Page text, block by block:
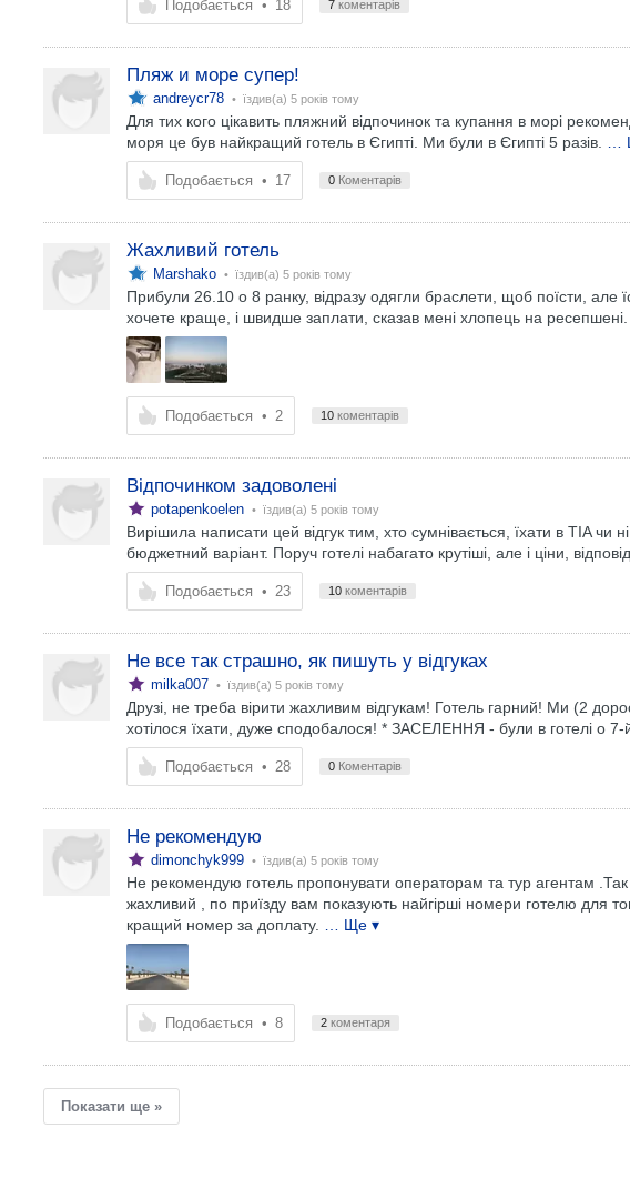
Подобається • 18 7коментарів
Пляж и море супер!
andreycr78 • їздив(а) 5 років тому
Для тих кого цікавить пляжний відпочинок та купання в морі
моря це був найкращий готель в Єгипті. Ми були в Єгипті 5 разів.
…
Подобається • 17 0Коментарів
Жахливий готель
Marshako • їздив(а) 5 років тому
Прибули 26.10 о 8 ранку, відразу одягли браслети, щоб поїсти, але
хочете краще, і швидше заплати, сказав мені хлопець на ресепшені.
Подобається • 2 10коментарів
Відпочинком задоволені
potapenkoelen • їздив(а) 5 років тому
Вирішила написати цей відгук тим, хто сумнівається, їхати в TIA
бюджетний варіант. Поруч готелі набагато крутіші, але і ціни,
Подобається • 23 10коментарів
Не все так страшно, як пишуть у відгуках
milka007 • їздив(а) 5 років тому
Друзі, не треба вірити жахливим відгукам! Готель гарний! Ми (2
хотілося їхати, дуже сподобалося! * ЗАСЕЛЕННЯ - були в готелі о
Подобається • 28 0Коментарів
Не рекомендую
dimonchyk999 • їздив(а) 5 років тому
Не рекомендую готель пропонувати операторам та тур агентам .Так
жахливий , по приїзду вам показують найгірші номери готелю для
кращий номер за доплату.
… Ще ▾
Подобається • 8 2коментаря
Показати ще »